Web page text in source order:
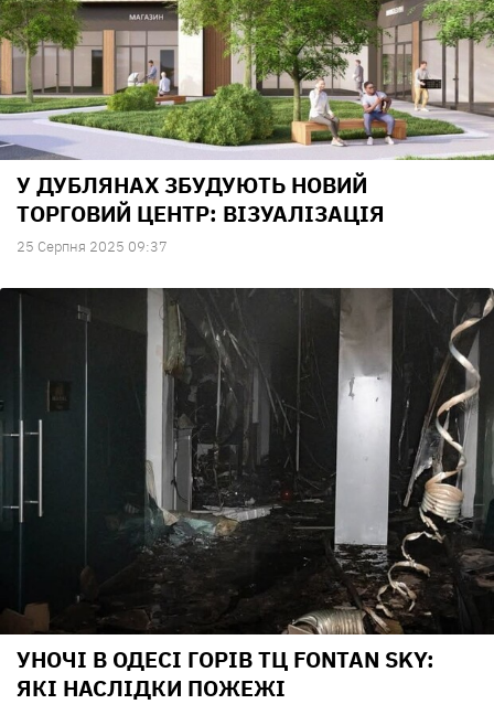
У ДУБЛЯНАХ ЗБУДУЮТЬ НОВИЙ
ТОРГОВИЙ ЦЕНТР: ВІЗУАЛІЗАЦІЯ
25 Серпня 2025 09:37
УНОЧІ В ОДЕСІ ГОРІВ ТЦ FONTAN SKY:
ЯКІ НАСЛІДКИ ПОЖЕЖІ